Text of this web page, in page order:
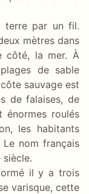
terre par un fil.
mètres dans
côté, la mer. À
de sable
sauvage est
de falaises, de
énormes roulés
les habitants
nom français
siècle.
il y a trois
varisque, cette